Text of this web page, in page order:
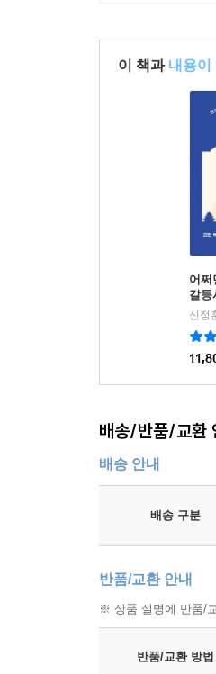
이 책과 내용이
어쩌
갈등
신정
배송/반품/교환
배송 안내
배송 구분
반품/교환 안내
※ 상품 설명에 반품/
반품/교환 방법